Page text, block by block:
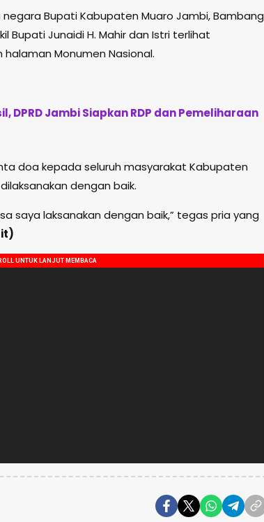
Bupati Kabupaten Muaro Jambi, Bambang
Bupati Junaidi H. Mahir dan Istri terlihat
Monumen Nasional.
DPRD Jambi Siapkan RDP dan Pemeliharaan
doa kepada seluruh masyarakat Kabupaten
dengan baik.
saya laksanakan dengan baik,” tegas pria yang